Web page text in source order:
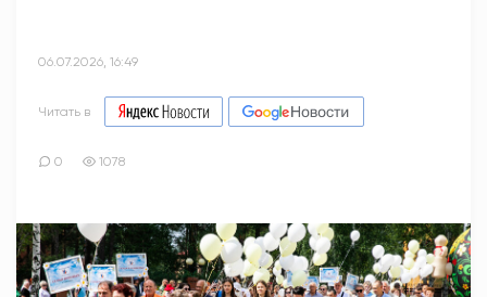
СПОРТ
АНТИТЕРРОР
06.07.2026, 16:49
Читать в
0 1078